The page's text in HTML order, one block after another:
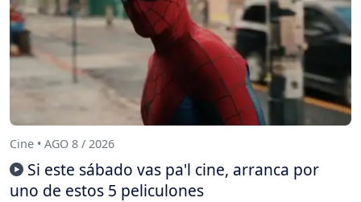
Cine • AGO 8 / 2026
Si este sábado vas pa'l cine, arranca por
uno de estos 5 peliculones